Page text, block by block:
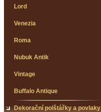
Lord
Venezia
Roma
Nubuk Antik
Vintage
Buffalo Antique
Dekorační polštářky a povlaky